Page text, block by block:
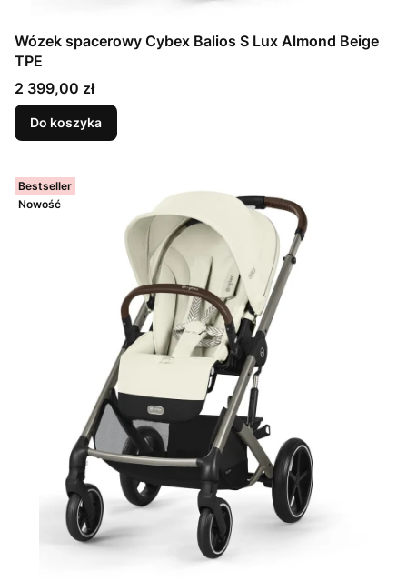
Wózek spacerowy Cybex Balios S Lux Almond Beige
TPE
Cena
2 399,00 zł
Do koszyka
Bestseller
Nowość